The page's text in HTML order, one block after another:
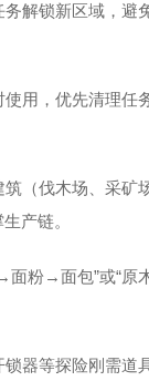
解锁新区域，
用，优先清理任
（伐木场、采
产链。
面粉→面包”或“
器等探险刚需道